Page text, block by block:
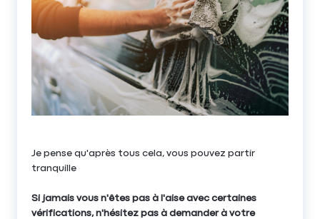
Je pense qu'après tous cela, vous pouvez partir
tranquille
Si jamais vous n'êtes pas à l'aise avec certaines
vérifications, n'hésitez pas à demander à votre